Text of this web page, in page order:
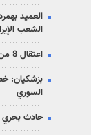
العميد
الشعب
اعتقال 8 من كبار الأشرار المسلحين ومنتسبي الجماعات الإرهابية
السوري
حادث بحري